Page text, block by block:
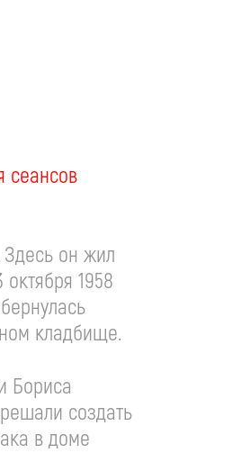
сеансов
Здесь он жил
1958
кладбище.
Бориса
создать
в доме